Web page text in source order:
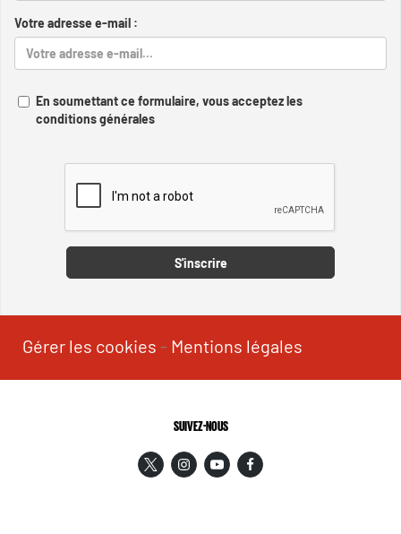
Votre adresse e-mail :
En soumettant ce formulaire, vous acceptez les
conditions générales
S'inscrire
Gérer les cookies - Mentions légales
SUIVEZ-NOUS